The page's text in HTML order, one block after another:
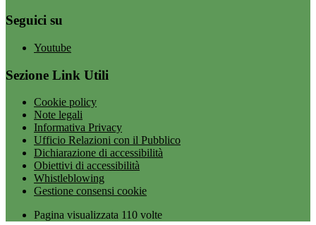
Seguici su
Youtube
Sezione Link Utili
Cookie policy
Note legali
Informativa Privacy
Ufficio Relazioni con il Pubblico
Dichiarazione di accessibilità
Obiettivi di accessibilità
Whistleblowing
Gestione consensi cookie
Pagina visualizzata 110 volte